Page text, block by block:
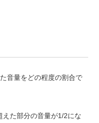
音量をどの程度の割合で
た部分の音量が1/2にな